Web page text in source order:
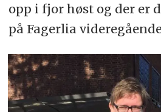
opp i fjor høst og der er
på Fagerlia